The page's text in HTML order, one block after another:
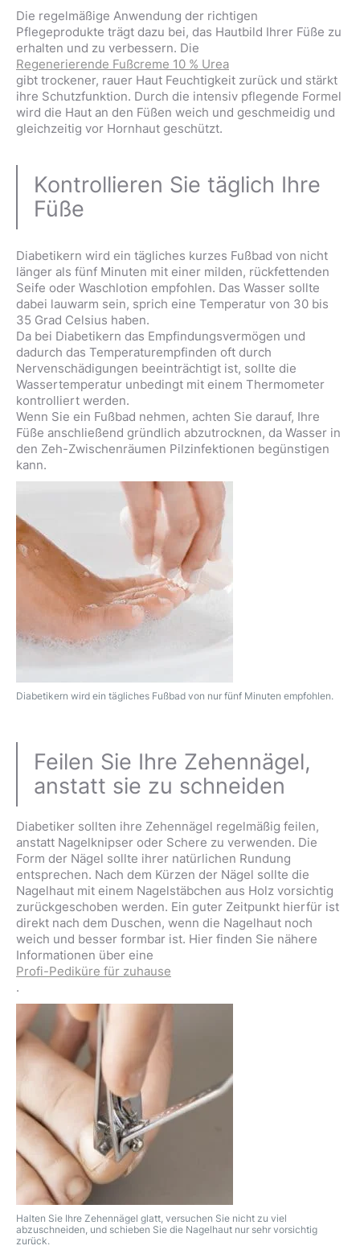
Die regelmäßige Anwendung der richtigen
Pflegeprodukte trägt dazu bei, das Hautbild Ihrer Füße zu
erhalten und zu verbessern. Die
Regenerierende Fußcreme 10 % Urea
gibt trockener, rauer Haut Feuchtigkeit zurück und stärkt
ihre Schutzfunktion. Durch die intensiv pflegende Formel
wird die Haut an den Füßen weich und geschmeidig und
gleichzeitig vor Hornhaut geschützt.
Diabetikern wird ein tägliches Fußbad von nur fünf Minuten empfohlen.
Kontrollieren Sie täglich Ihre
Füße
Diabetikern wird ein tägliches kurzes Fußbad von nicht
länger als fünf Minuten mit einer milden, rückfettenden
Seife oder Waschlotion empfohlen. Das Wasser sollte
dabei lauwarm sein, sprich eine Temperatur von 30 bis
35 Grad Celsius haben.
Da bei Diabetikern das Empfindungsvermögen und
dadurch das Temperaturempfinden oft durch
Nervenschädigungen beeinträchtigt ist, sollte die
Wassertemperatur unbedingt mit einem Thermometer
kontrolliert werden.
Wenn Sie ein Fußbad nehmen, achten Sie darauf, Ihre
Füße anschließend gründlich abzutrocknen, da Wasser in
den Zeh-Zwischenräumen Pilzinfektionen begünstigen
kann.
Halten Sie Ihre Zehennägel glatt, versuchen Sie nicht zu viel
abzuschneiden, und schieben Sie die Nagelhaut nur sehr vorsichtig
zurück.
Feilen Sie Ihre Zehennägel,
anstatt sie zu schneiden
Diabetiker sollten ihre Zehennägel regelmäßig feilen,
anstatt Nagelknipser oder Schere zu verwenden. Die
Form der Nägel sollte ihrer natürlichen Rundung
entsprechen. Nach dem Kürzen der Nägel sollte die
Nagelhaut mit einem Nagelstäbchen aus Holz vorsichtig
zurückgeschoben werden. Ein guter Zeitpunkt hierfür ist
direkt nach dem Duschen, wenn die Nagelhaut noch
weich und besser formbar ist. Hier finden Sie nähere
Informationen über eine
Profi-Pediküre für zuhause
.